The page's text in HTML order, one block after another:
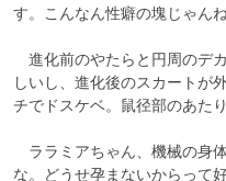
す。こんなん性癖の塊じゃんね
進化前のやたらと円周のデ
しいし、進化後のスカートが
チでドスケベ。鼠径部のあた
ララミアちゃん、機械の身
な。どうせ孕まないからって